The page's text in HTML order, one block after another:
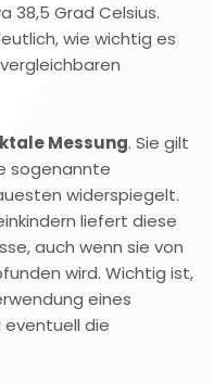
38,5 Grad Celsius.
wie wichtig es
Messung. Sie gilt
sogenannte
widerspiegelt.
liefert diese
auch wenn sie von
wird. Wichtig ist,
eines
die